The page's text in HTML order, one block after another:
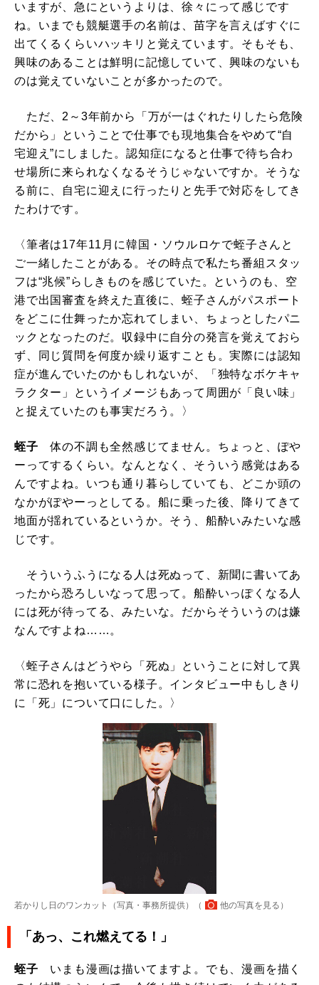
いますが、急にというよりは、徐々にって感じです
ね。いまでも競艇選手の名前は、苗字を言えばすぐに
出てくるくらいハッキリと覚えています。そもそも、
興味のあることは鮮明に記憶していて、興味のないも
のは覚えていないことが多かったので。
ただ、2～3年前から「万が一はぐれたりしたら危険
だから」ということで仕事でも現地集合をやめて“自
宅迎え”にしました。認知症になると仕事で待ち合わ
せ場所に来られなくなるそうじゃないですか。そうな
る前に、自宅に迎えに行ったりと先手で対応をしてき
たわけです。
〈筆者は17年11月に韓国・ソウルロケで蛭子さんと
ご一緒したことがある。その時点で私たち番組スタッ
フは“兆候”らしきものを感じていた。というのも、空
港で出国審査を終えた直後に、蛭子さんがパスポート
をどこに仕舞ったか忘れてしまい、ちょっとしたパニ
ックとなったのだ。収録中に自分の発言を覚えておら
ず、同じ質問を何度か繰り返すことも。実際には認知
症が進んでいたのかもしれないが、「独特なボケキャ
ラクター」というイメージもあって周囲が「良い味」
と捉えていたのも事実だろう。〉
蛭子 体の不調も全然感じてません。ちょっと、ぽや
ーってするくらい。なんとなく、そういう感覚はある
んですよね。いつも通り暮らしていても、どこか頭の
なかがぽやーっとしてる。船に乗った後、降りてきて
地面が揺れているというか。そう、船酔いみたいな感
じです。
そういうふうになる人は死ぬって、新聞に書いてあ
ったから恐ろしいなって思って。船酔いっぽくなる人
には死が待ってる、みたいな。だからそういうのは嫌
なんですよね……。
〈蛭子さんはどうやら「死ぬ」ということに対して異
常に恐れを抱いている様子。インタビュー中もしきり
に「死」について口にした。〉
若かりし日のワンカット（写真・事務所提供）（ 他の写真を見る ）
「あっ、これ燃えてる！」
蛭子 いまも漫画は描いてますよ。でも、漫画を描く